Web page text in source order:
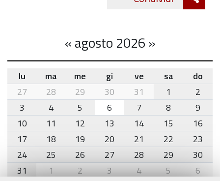
«agosto 2026 »
month-
8
lu ma me gi ve sa
do
27
28 29 30 31 1
2
3
4 5 6 7 8
9
10
11 12 13 14 15
16
17
18 19 20 21 22
23
24
25 26 27 28 29
30
31
1 2 3 4 5 6